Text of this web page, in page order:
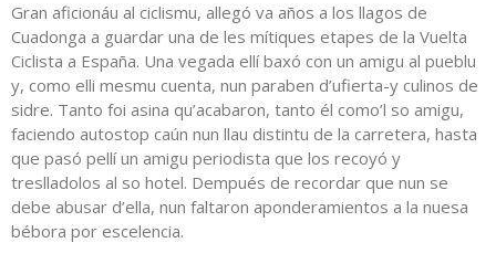
Gran aficionáu al ciclismu, allegó va años a los llagos de
Cuadonga a guardar una de les mítiques etapes de la Vuelta
Ciclista a España. Una vegada ellí baxó con un amigu al pueblu
y, como elli mesmu cuenta, nun paraben d’ufierta-y culinos de
sidre. Tanto foi asina qu’acabaron, tanto él como’l so amigu,
faciendo autostop caún nun llau distintu de la carretera, hasta
que pasó pellí un amigu periodista que los recoyó y
treslladolos al so hotel. Dempués de recordar que nun se
debe abusar d’ella, nun faltaron aponderamientos a la nuesa
bébora por escelencia.